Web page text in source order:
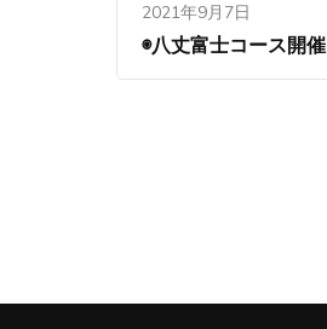
2021年9月7日
◉八丈富士コース開催